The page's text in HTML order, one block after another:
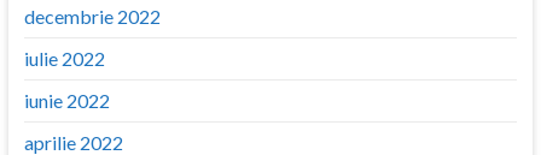
decembrie 2022
iulie 2022
iunie 2022
aprilie 2022